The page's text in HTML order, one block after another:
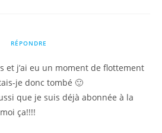
RÉPONDRE
et j’ai eu un moment de flottement
je donc tombé 🙂
que je suis déjà abonnée à la
ça!!!!